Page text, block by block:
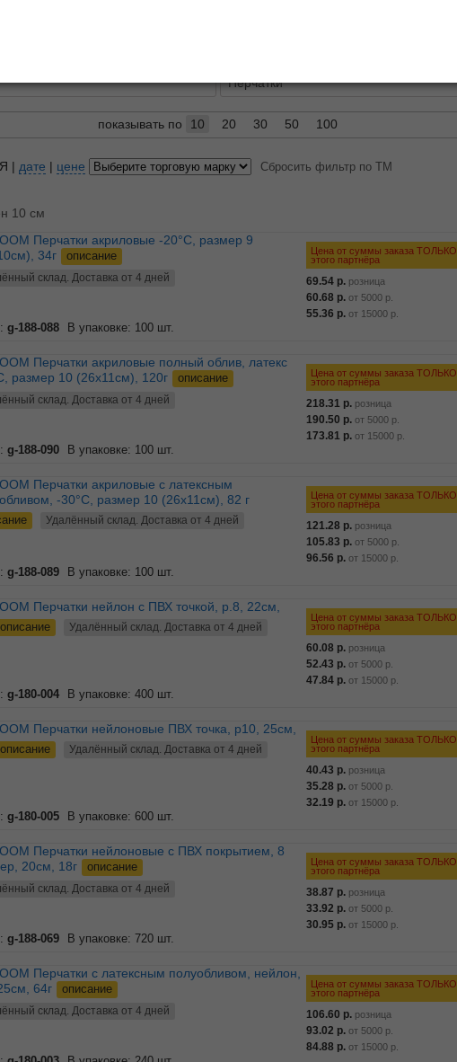
Перчатки
показывать по 10 20 30 50 100
| дате | цене Сбросить фильтр по ТМ
10 см
34г
описание
склад. Доставка от 4 дней
g-188-088 В упаковке: 100 шт.
Цена от суммы заказа ТОЛЬКО
этого партнёра
69.54 р. розница
60.68 р. от 5000 р.
55.36 р. от 15000 р.
размер 10 (26х11см), 120г
описание
склад. Доставка от 4 дней
g-188-090 В упаковке: 100 шт.
Цена от суммы заказа ТОЛЬКО
этого партнёра
218.31 р. розница
190.50 р. от 5000 р.
173.81 р. от 15000 р.
-30°C, размер 10 (26х11см), 82 г
Удалённый склад. Доставка от 4 дней
g-188-089 В упаковке: 100 шт.
Цена от суммы заказа ТОЛЬКО
этого партнёра
121.28 р. розница
105.83 р. от 5000 р.
96.56 р. от 15000 р.
описание Удалённый склад. Доставка от 4 дней
g-180-004 В упаковке: 400 шт.
Цена от суммы заказа ТОЛЬКО
этого партнёра
60.08 р. розница
52.43 р. от 5000 р.
47.84 р. от 15000 р.
описание Удалённый склад. Доставка от 4 дней
g-180-005 В упаковке: 600 шт.
Цена от суммы заказа ТОЛЬКО
этого партнёра
40.43 р. розница
35.28 р. от 5000 р.
32.19 р. от 15000 р.
20см, 18г
описание
склад. Доставка от 4 дней
g-188-069 В упаковке: 720 шт.
Цена от суммы заказа ТОЛЬКО
этого партнёра
38.87 р. розница
33.92 р. от 5000 р.
30.95 р. от 15000 р.
64г
описание
склад. Доставка от 4 дней
Цена от суммы заказа ТОЛЬКО
этого партнёра
106.60 р. розница
93.02 р. от 5000 р.
84.88 р. от 15000 р.